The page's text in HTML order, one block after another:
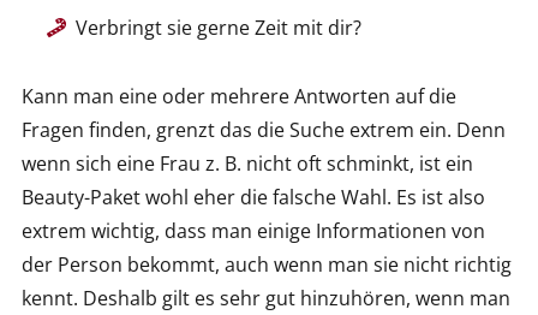
Verbringt sie gerne Zeit mit dir?
Kann man eine oder mehrere Antworten auf die
Fragen finden, grenzt das die Suche extrem ein. Denn
wenn sich eine Frau z. B. nicht oft schminkt, ist ein
Beauty-Paket wohl eher die falsche Wahl. Es ist also
extrem wichtig, dass man einige Informationen von
der Person bekommt, auch wenn man sie nicht richtig
kennt. Deshalb gilt es sehr gut hinzuhören, wenn man